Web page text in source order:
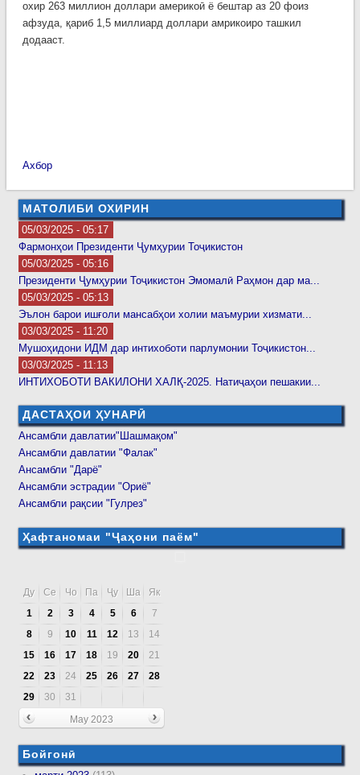
охир 263 миллион доллари америкоӣ ё бештар аз 20 фоиз
афзуда, қариб 1,5 миллиард доллари амрикоиро ташкил
додааст.
Ахбор
МАТОЛИБИ ОХИРИН
05/03/2025 - 05:17
Фармонҳои Президенти Ҷумҳурии Тоҷикистон
05/03/2025 - 05:16
Президенти Ҷумҳурии Тоҷикистон Эмомалӣ Раҳмон дар ма...
05/03/2025 - 05:13
Эълон барои ишғоли мансабҳои холии маъмурии хизмати...
03/03/2025 - 11:20
Мушоҳидони ИДМ дар интихоботи парлумонии Тоҷикистон...
03/03/2025 - 11:13
ИНТИХОБОТИ ВАКИЛОНИ ХАЛҚ-2025. Натиҷаҳои пешакии...
ДАСТАҲОИ ҲУНАРӢ
Ансамбли давлатии"Шашмақом"
Ансамбли давлатии "Фалак"
Ансамбли "Дарё"
Ансамбли эстрадии "Ориё"
Ансамбли рақсии "Гулрез"
Ҳафтаномаи "Ҷаҳони паём"
Ду Се Чо Па Ҷу Ша
Як
1
2 3 4 5 6
7
8
9 10 11 12 13
14
15
16 17 18 19 20
21
22
23 24 25 26 27
28
29
30
31
May 2023
Бойгонӣ